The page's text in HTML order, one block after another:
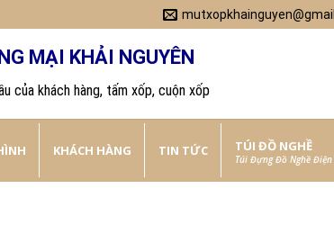
MẠI KHẢI NGUYÊN
của khách hàng, tấm xốp, cuộn xốp
KHÁCH HÀNG TIN TỨC TÚI ĐỒ NGHỀ
Túi Đựng Đồ Nghề